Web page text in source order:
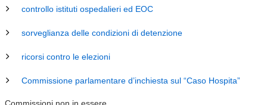
controllo istituti ospedalieri ed EOC
sorveglianza delle condizioni di detenzione
ricorsi contro le elezioni
Commissione parlamentare d’inchiesta sul “Caso Hospita”